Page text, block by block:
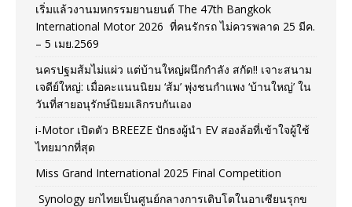
เริ่มแล้วงานมหกรรมยานยนต์ The 47th Bangkok
International Motor 2026 ที่คนรักรถ ไม่ควรพลาด 25 มีค.
– 5 เมย.2569
นครปฐมส้มไม่แผ่ว แต่บ้านใหญ่ผนึกกำลัง สกัด!! เจาะสนาม
เจดีย์ใหญ่: เมื่อคะแนนนิยม ‘ส้ม’ พุ่งชนกำแพง ‘บ้านใหญ่’ ใน
วันที่สายอนุรักษ์นิยมเลิกรบกันเอง
i-Motor เปิดตัว BREEZE ปักธงผู้นำ EV สองล้อที่เข้าใจผู้ใช้
ไทยมากที่สุด
Miss Grand International 2025 Final Competition
Synology ยกไทยเป็นศูนย์กลางการเติบโตในอาเซียนรุกข